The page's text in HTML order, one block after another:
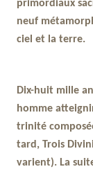
primordiaux
neuf
ciel et la terre.
Dix-huit mille
homme
trinité
tard, Trois
varient). La